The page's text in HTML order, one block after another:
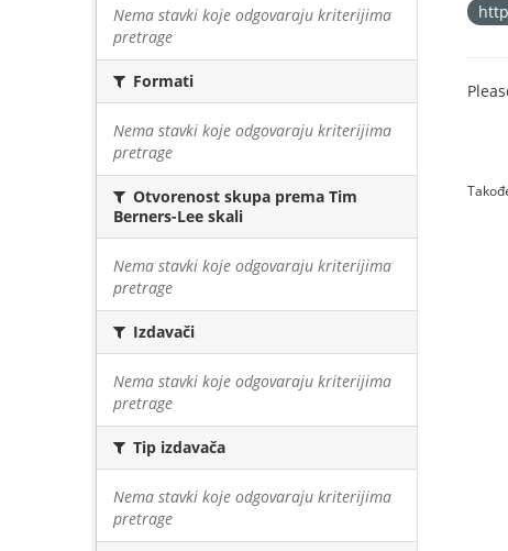
Nema stavki koje odgovaraju kriterijima
pretrage
Formati
Nema stavki koje odgovaraju kriterijima
pretrage
Otvorenost skupa prema Tim
Berners-Lee skali
Nema stavki koje odgovaraju kriterijima
pretrage
Izdavači
Nema stavki koje odgovaraju kriterijima
pretrage
Tip izdavača
Nema stavki koje odgovaraju kriterijima
pretrage